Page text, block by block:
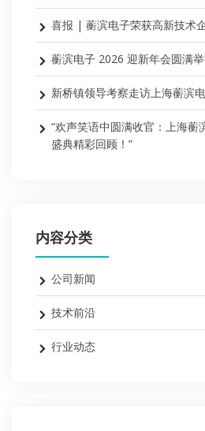
喜报 | 蘅滨电子荣获高新技术
蘅滨电子 2026 迎新年会圆满
新桥镇领导考察走访上海蘅滨
“欢声笑语中圆满收官：上海蘅
盛典精彩回顾！”
内容分类
公司新闻
技术前沿
行业动态